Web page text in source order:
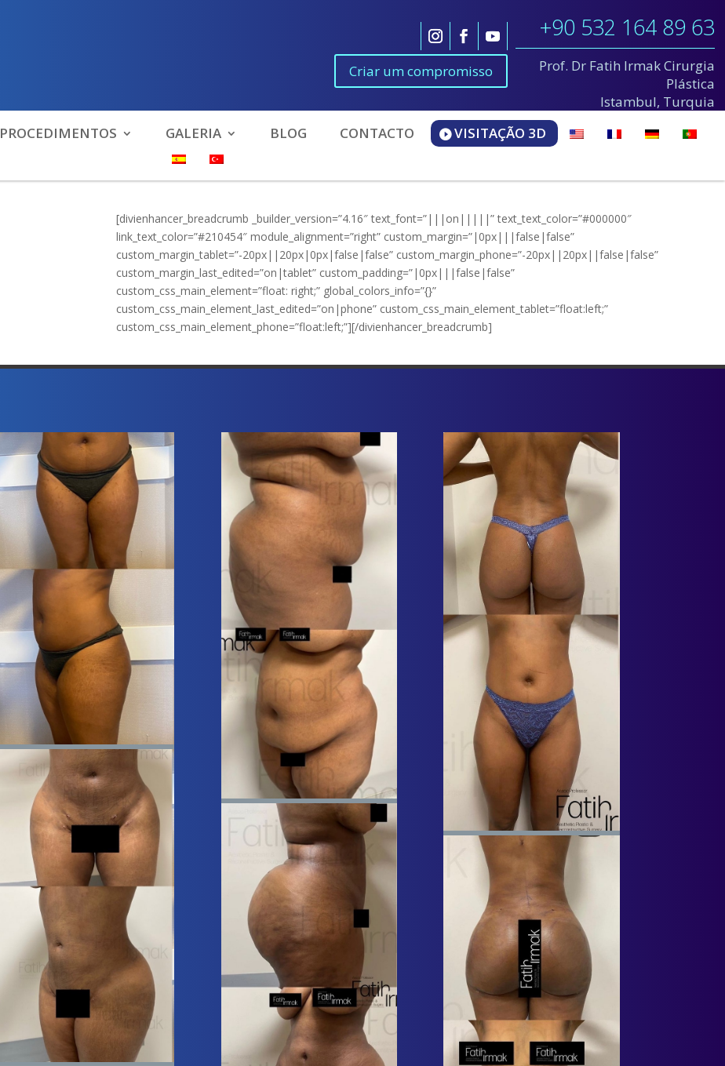
Criar um compromisso
+90 532 164 89 63
Prof. Dr Fatih Irmak Cirurgia
Plástica
Istambul, Turquia
PROCEDIMENTOS GALERIA BLOG CONTACTO VISITAÇÃO 3D
[divienhancer_breadcrumb _builder_version=”4.16″ text_font=”|||on|||||” text_text_color=”#000000″
link_text_color=”#210454″ module_alignment=”right” custom_margin=”|0px|||false|false”
custom_margin_tablet=”-20px||20px|0px|false|false” custom_margin_phone=”-20px||20px||false|false”
custom_margin_last_edited=”on|tablet” custom_padding=”|0px|||false|false”
custom_css_main_element=”float: right;” global_colors_info=”{}”
custom_css_main_element_last_edited=”on|phone” custom_css_main_element_tablet=”float:left;”
custom_css_main_element_phone=”float:left;”][/divienhancer_breadcrumb]